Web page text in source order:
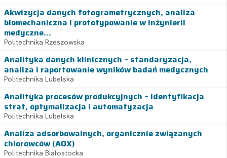
Akwizycja danych fotogrametrycznych, analiza
biomechaniczna i prototypowanie w inżynierii
medyczne...
Politechnika Rzeszowska
Analityka danych klinicznych – standaryzacja,
analiza i raportowanie wyników badań medycznych
Politechnika Lubelska
Analityka procesów produkcyjnych – identyfikacja
strat, optymalizacja i automatyzacja
Politechnika Lubelska
Analiza adsorbowalnych, organicznie związanych
chlorowców (AOX)
Politechnika Białostocka